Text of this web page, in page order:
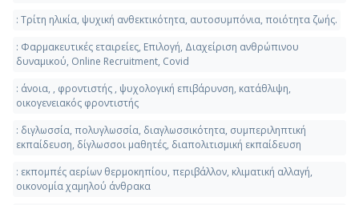
: Τρίτη ηλικία, ψυχική ανθεκτικότητα, αυτοσυμπόνια, ποιότητα ζωής.
: Φαρμακευτικές εταιρείες, Επιλογή, Διαχείριση ανθρώπινου
δυναμικού, Online Recruitment, Covid
: άνοια, , φροντιστής , ψυχολογική επιβάρυνση, κατάθλιψη,
οικογενειακός φροντιστής
: διγλωσσία, πολυγλωσσία, διαγλωσσικότητα, συμπεριληπτική
εκπαίδευση, δίγλωσσοι μαθητές, διαπολιτισμική εκπαίδευση
: εκπομπές αερίων θερμοκηπίου, περιβάλλον, κλιματική αλλαγή,
οικονομία χαμηλού άνθρακα